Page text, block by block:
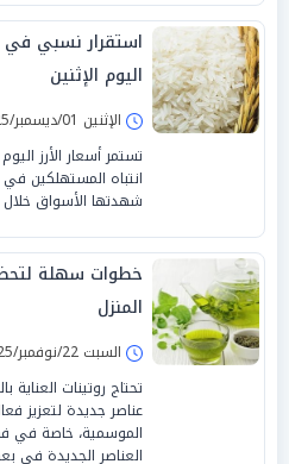
استقرار نسبي في
اليوم الإثنين
الإثنين 01/ديسمبر/2025 - 12:00 م
انتباه المستهلكين
شهدتها الأسواق خلال
خطوات سهلة
المنزل
السبت 22/نوفمبر/2025 - 04:48 م
تحتاج روتينات
عناصر جديدة لتعزيز
الموسمية، خاصة في
العناصر الجديدة في